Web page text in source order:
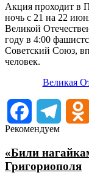
Акция проходит в
ночь с 21 на 22
Великой
году в 4:00
Советский Союз,
человек.
Великая
Facebook
Рекомендуем
«Били
Григориополя